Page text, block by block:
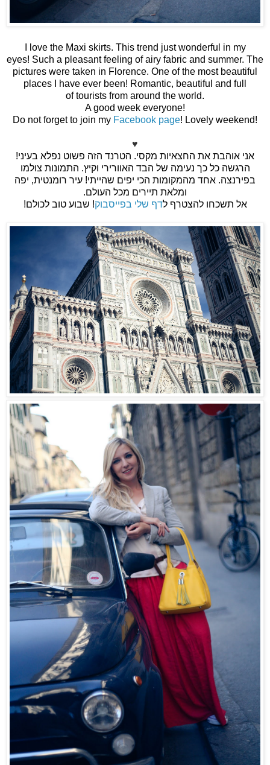
I love the Maxi skirts. This trend just wonderful in my
eyes! Such a pleasant feeling of airy fabric and summer. The
pictures were taken in Florence. One of the most beautiful
places I have ever been! Romantic, beautiful and full
of tourists from around the world.
A good week everyone!
Do not forget to join my Facebook page! Lovely weekend!
♥
אני אוהבת את החצאיות מקסי. הטרנד הזה פשוט נפלא בעיני!
הרגשה כל כך נעימה של הבד האוורירי וקיץ. התמונות צולמו
בפירנצה. אחד מהמקומות הכי יפים שהייתי! עיר רומנטית, יפה
ומלאת תיירים מכל העולם.
אל תשכחו להצטרף לדף שלי בפייסבוק! שבוע טוב לכולם!